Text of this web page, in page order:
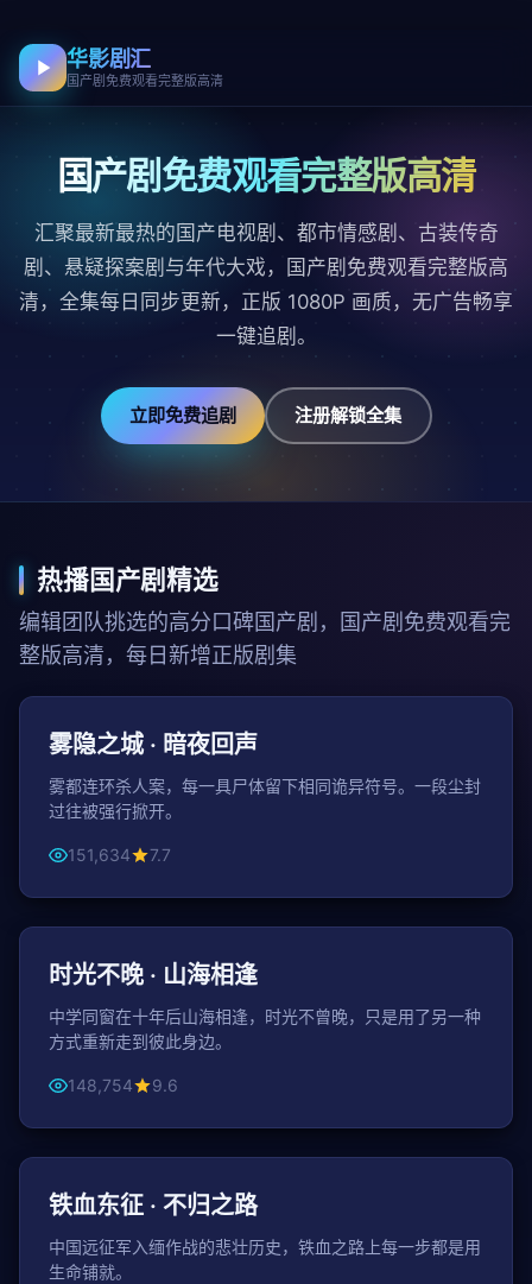
华影剧汇
国产剧免费观看完整版高清
国产剧免费观看完整版高清
汇聚最新最热的国产电视剧、都市情感剧、古装传奇
剧、悬疑探案剧与年代大戏，国产剧免费观看完整版高
清，全集每日同步更新，正版 1080P 画质，无广告畅享
一键追剧。
立即免费追剧 注册解锁全集
热播国产剧精选
编辑团队挑选的高分口碑国产剧，国产剧免费观看完
整版高清，每日新增正版剧集
悬疑
雾隐之城 · 暗夜回声
雾都连环杀人案，每一具尸体留下相同诡异符号。一段尘封
过往被强行掀开。
151,634 7.7
爱情
时光不晚 · 山海相逢
中学同窗在十年后山海相逢，时光不曾晚，只是用了另一种
方式重新走到彼此身边。
148,754 9.6
战争
铁血东征 · 不归之路
中国远征军入缅作战的悲壮历史，铁血之路上每一步都是用
生命铺就。